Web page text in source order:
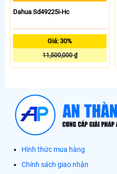
Dahua Sd49225i-Hc
Giá: 30%
11,500,000 ₫
Hình thức mua hàng
Chính sách giao nhận